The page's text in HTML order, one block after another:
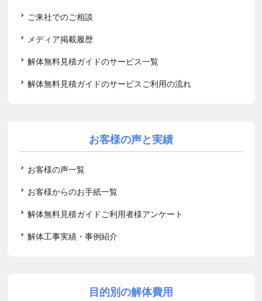
ご来社でのご相談
メディア掲載履歴
解体無料見積ガイドのサービス一覧
解体無料見積ガイドのサービスご利用の流れ
お客様の声と実績
お客様の声一覧
お客様からのお手紙一覧
解体無料見積ガイドご利用者様アンケート
解体工事実績・事例紹介
目的別の解体費用